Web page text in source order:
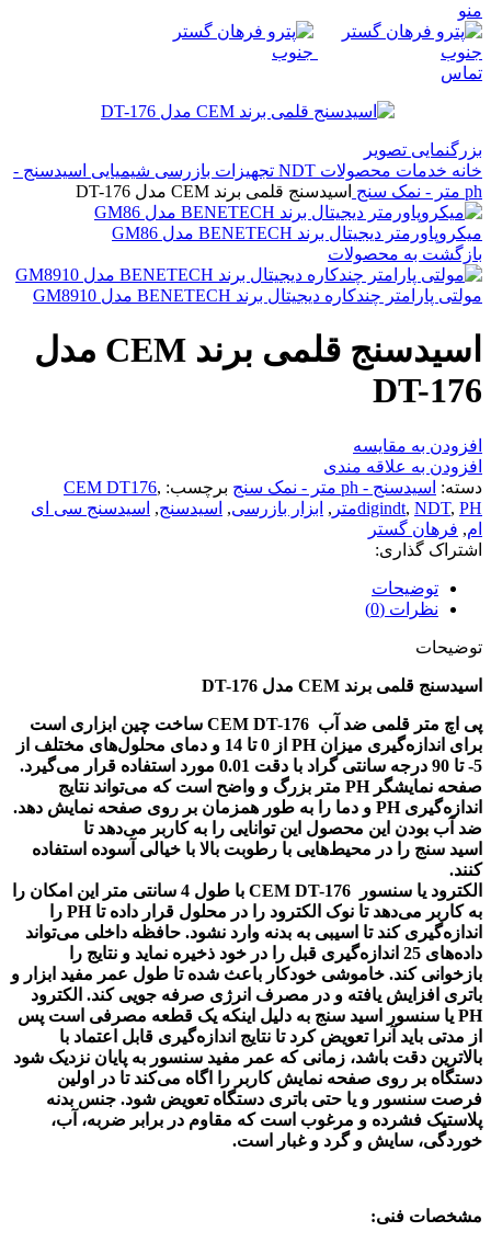
منو
تماس
بزرگنمایی تصویر
خانه خدمات محصولات NDT تجهیزات بازرسی شیمیایی اسیدسنج -
ph متر - نمک سنج
اسیدسنج قلمی برند CEM مدل DT-176
میکروپاورمتر دیجیتال برند BENETECH مدل GM86
بازگشت به محصولات
مولتی پارامتر چندکاره دیجیتال برند BENETECH مدل GM8910
اسیدسنج قلمی برند CEM مدل
DT-176
افزودن به مقایسه
افزودن به علاقه مندی
دسته: اسیدسنج - ph متر - نمک سنج برچسب: CEM DT176,
digindt, NDT, PHمتر , ابزار بازرسی, اسیدسنج, اسیدسنج سی ای
ام, فرهان گستر
اشتراک گذاری:
توضیحات
نظرات (0)
توضیحات
اسیدسنج قلمی برند CEM مدل DT-176
پی اچ متر قلمی ضد آب CEM DT-176 ساخت چین ابزاری است
برای اندازه‌گیری میزان PH از 0 تا 14 و دمای محلول‌های مختلف از
5- تا 90 درجه سانتی گراد با دقت 0.01 مورد استفاده قرار می‌گیرد.
صفحه نمایشگر PH متر بزرگ و واضح است که می‌تواند نتایج
اندازه‌گیری PH و دما را به طور همزمان بر روی صفحه نمایش دهد.
ضد آب بودن این محصول این توانایی را به کاربر می‌دهد تا
اسید سنج را در محیط‌هایی با رطوبت بالا با خیالی آسوده استفاده
کنند.
الکترود یا سنسور CEM DT-176 با طول 4 سانتی متر این امکان را
به کاربر می‌دهد تا نوک الکترود را در محلول قرار داده تا PH را
اندازه‌گیری کند تا اسیبی به بدنه وارد نشود. حافظه داخلی می‌تواند
داده‌های 25 اندازه‌گیری قبل را در خود ذخیره نماید و نتایج را
بازخوانی کند. خاموشی خودکار باعث شده تا طول عمر مفید ابزار و
باتری افزایش یافته و در مصرف انرژی صرفه جویی کند. الکترود
PH یا سنسور اسید سنج به دلیل اینکه یک قطعه مصرفی است پس
از مدتی باید آنرا تعویض کرد تا نتایج اندازه‌گیری قابل اعتماد با
بالاترین دقت باشد، زمانی که عمر مفید سنسور به پایان نزدیک شود
دستگاه بر روی صفحه نمایش کاربر را اگاه می‌کند تا در اولین
فرصت سنسور و یا حتی باتری دستگاه تعویض شود. جنس بدنه
پلاستیک فشرده و مرغوب است که مقاوم در برابر ضربه، آب،
خوردگی، سایش و گرد و غبار است.
مشخصات فنی: